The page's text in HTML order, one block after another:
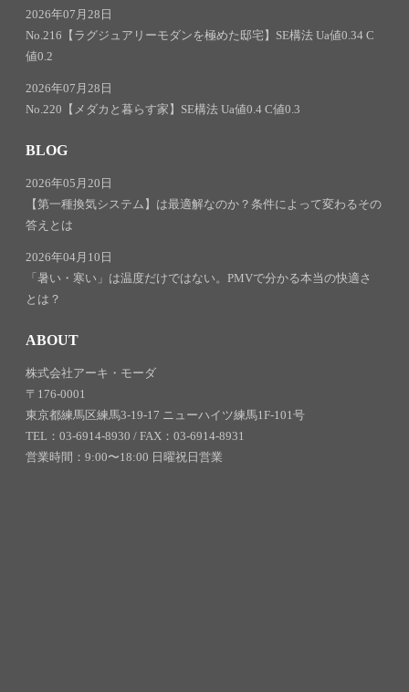
2026年07月28日
No.216【ラグジュアリーモダンを極めた邸宅】SE構法 Ua値0.34 C
値0.2
2026年07月28日
No.220【メダカと暮らす家】SE構法 Ua値0.4 C値0.3
BLOG
2026年05月20日
【第一種換気システム】は最適解なのか？条件によって変わるその
答えとは
2026年04月10日
「暑い・寒い」は温度だけではない。PMVで分かる本当の快適さ
とは？
ABOUT
株式会社アーキ・モーダ
〒176-0001
東京都練馬区練馬3-19-17 ニューハイツ練馬1F-101号
TEL：03-6914-8930 / FAX：03-6914-8931
営業時間：9:00〜18:00 日曜祝日営業